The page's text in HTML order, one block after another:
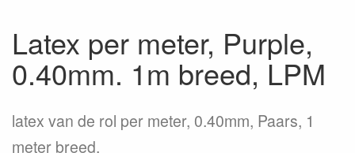
Latex per meter, Purple,
0.40mm. 1m breed, LPM
latex van de rol per meter, 0.40mm, Paars, 1
meter breed.